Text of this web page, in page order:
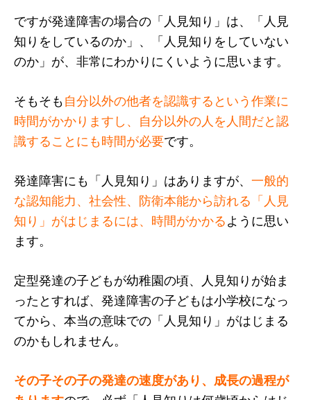
ですが発達障害の場合の「人見知り」は、「人見
知りをしているのか」、「人見知りをしていない
のか」が、非常にわかりにくいように思います。
そもそも自分以外の他者を認識するという作業に
時間がかかりますし、自分以外の人を人間だと認
識することにも時間が必要です。
発達障害にも「人見知り」はありますが、 一般的
な認知能力、社会性、防衛本能から訪れる「人見
知り」がはじまるには、時間がかかるように思い
ます。
定型発達の子どもが幼稚園の頃、人見知りが始ま
ったとすれば、発達障害の子どもは小学校になっ
てから、本当の意味での「人見知り」がはじまる
のかもしれません。
その子その子の発達の速度があり、成長の過程が